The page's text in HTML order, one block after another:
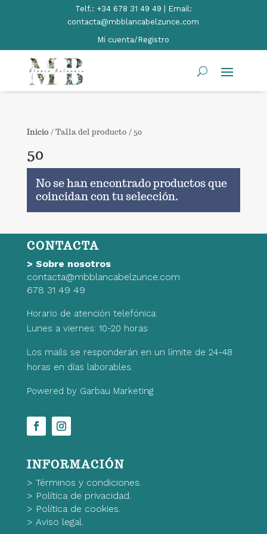
Telf.: +34 678 31 49 49 | Email:
contacta@mbblancabelzunce.com
Mi cuenta/Registro
Inicio / Talla del producto / 50
50
No se han encontrado productos que
coincidan con tu selección.
CONTACTA
> Sobre nosotros
contacta@mbblancabelzunce.com
678 31 49 49
Horario de atención telefónica:
Lunes a viernes: 10-20 horas
Los mails se responderán en un límite de 24-48
horas en días laborables.
Powered by Garbau Marketing
INFORMACIÓN
> Términos y condiciones.
> Política de privacidad.
> Política de cookies.
> Aviso legal.